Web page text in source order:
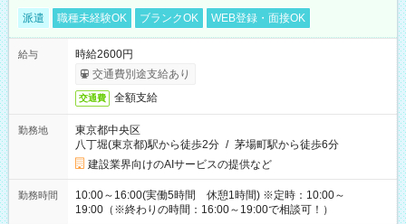
派遣 職種未経験OK ブランクOK WEB登録・面接OK
給与
時給2600円
交通費別途支給あり
交通費 全額支給
勤務地
東京都中央区
八丁堀(東京都)駅から徒歩2分 / 茅場町駅から徒歩6分
建設業界向けのAIサービスの提供など
勤務時間
10:00～16:00(実働5時間 休憩1時間) ※定時：10:00～
19:00（※終わりの時間：16:00～19:00で相談可！）